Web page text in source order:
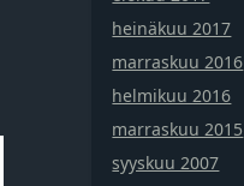
heinäkuu 2017
marraskuu 2016
helmikuu 2016
marraskuu 2015
syyskuu 2007